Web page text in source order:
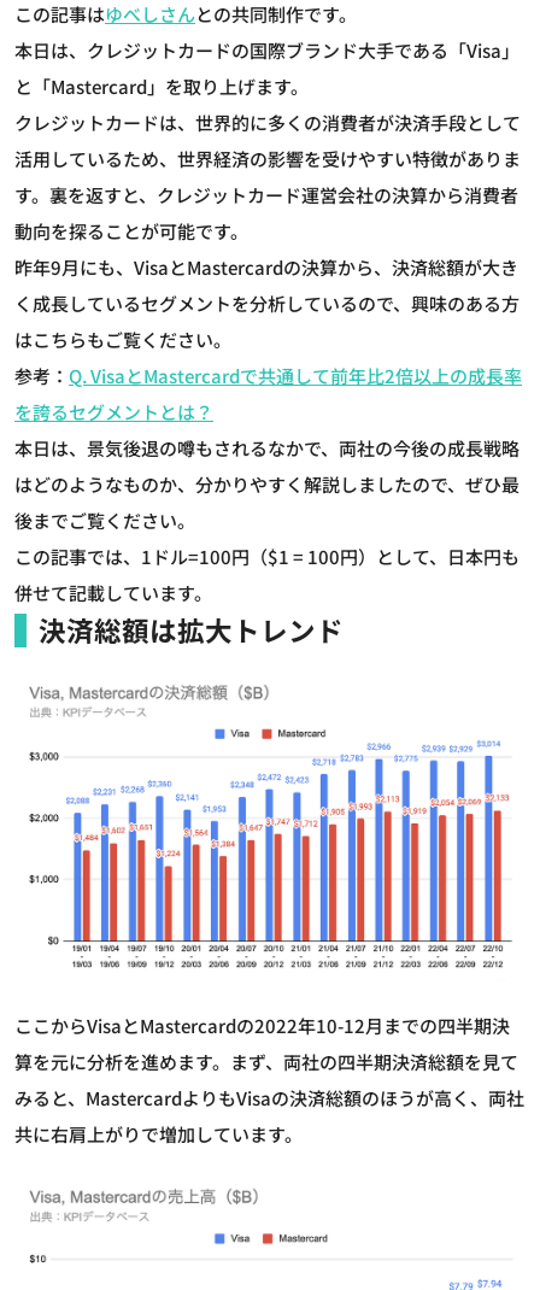
この記事はゆべしさんとの共同制作です。
本日は、クレジットカードの国際ブランド大手である「Visa」
と「Mastercard」を取り上げます。
クレジットカードは、世界的に多くの消費者が決済手段として
活用しているため、世界経済の影響を受けやすい特徴がありま
す。裏を返すと、クレジットカード運営会社の決算から消費者
動向を探ることが可能です。
昨年9月にも、VisaとMastercardの決算から、決済総額が大き
く成長しているセグメントを分析しているので、興味のある方
はこちらもご覧ください。
参考： Q. VisaとMastercardで共通して前年比2倍以上の成長率
を誇るセグメントとは？
本日は、景気後退の噂もされるなかで、両社の今後の成長戦略
はどのようなものか、分かりやすく解説しましたので、ぜひ最
後までご覧ください。
この記事では、1ドル=100円（$1 = 100円）として、日本円も
併せて記載しています。
決済総額は拡大トレンド
ここからVisaとMastercardの2022年10-12月までの四半期決
算を元に分析を進めます。まず、両社の四半期決済総額を見て
みると、MastercardよりもVisaの決済総額のほうが高く、両社
共に右肩上がりで増加しています。